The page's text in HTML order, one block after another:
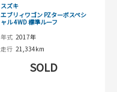
スズキ
エブリィワゴン PZターボスペシ
ャル 4WD 標準ルーフ
年式 2017年
走行 21,334km
SOLD